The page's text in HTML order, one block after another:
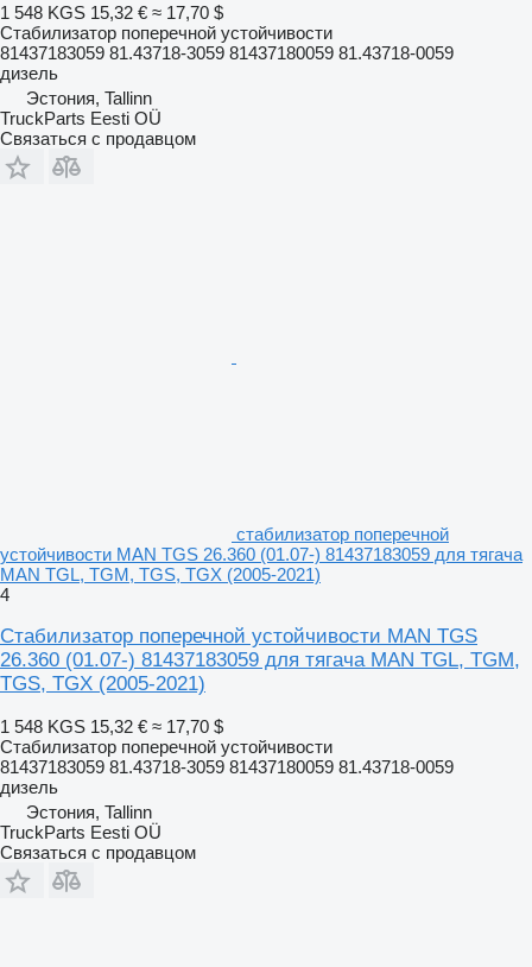
1 548 KGS 15,32 € ≈ 17,70 $
Стабилизатор поперечной устойчивости
81437183059 81.43718-3059 81437180059 81.43718-0059
дизель
Эстония, Tallinn
TruckParts Eesti OÜ
Связаться с продавцом
стабилизатор поперечной
устойчивости MAN TGS 26.360 (01.07-) 81437183059 для тягача
MAN TGL, TGM, TGS, TGX (2005-2021)
4
Стабилизатор поперечной устойчивости MAN TGS
26.360 (01.07-) 81437183059 для тягача MAN TGL, TGM,
TGS, TGX (2005-2021)
1 548 KGS 15,32 € ≈ 17,70 $
Стабилизатор поперечной устойчивости
81437183059 81.43718-3059 81437180059 81.43718-0059
дизель
Эстония, Tallinn
TruckParts Eesti OÜ
Связаться с продавцом